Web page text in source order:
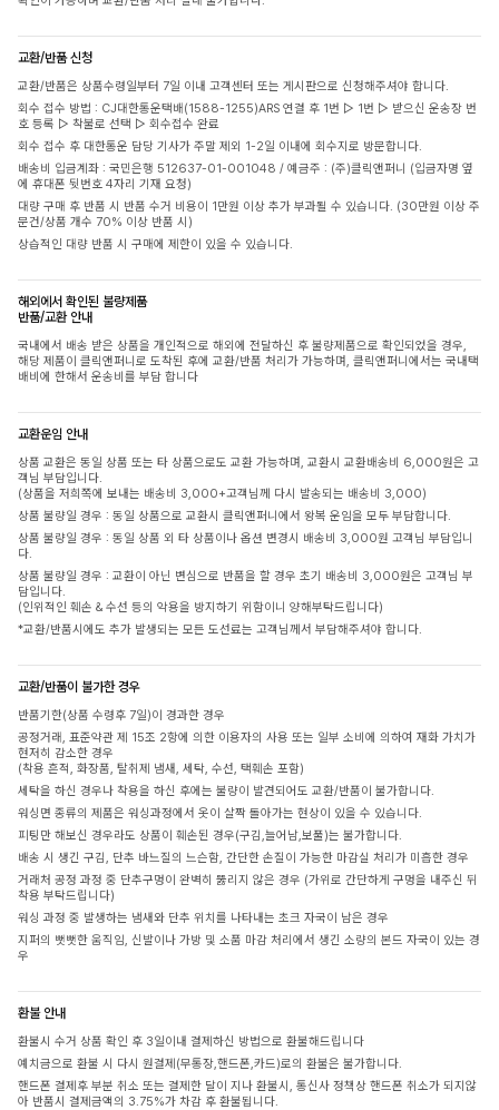
교환/반품 신청
교환/반품은 상품수령일부터 7일 이내 고객센터 또는 게시판으로 신청해주셔야 합니다.
회수 접수 방법 : CJ대한통운택배(1588-1255)ARS 연결 후 1번 ▷ 1번 ▷ 받으신 운송장 번
호 등록 ▷ 착불로 선택 ▷ 회수접수 완료
회수 접수 후 대한통운 담당 기사가 주말 제외 1-2일 이내에 회수지로 방문합니다.
배송비 입금계좌 : 국민은행 512637-01-001048 / 예금주 : (주)클릭앤퍼니 (입금자명 옆
에 휴대폰 뒷번호 4자리 기재 요청)
대량 구매 후 반품 시 반품 수거 비용이 1만원 이상 추가 부과될 수 있습니다. (30만원 이상 주
문건/상품 개수 70% 이상 반품 시)
상습적인 대량 반품 시 구매에 제한이 있을 수 있습니다.
해외에서 확인된 불량제품
반품/교환 안내
국내에서 배송 받은 상품을 개인적으로 해외에 전달하신 후 불량제품으로 확인되었을 경우,
해당 제품이 클릭앤퍼니로 도착된 후에 교환/반품 처리가 가능하며, 클릭앤퍼니에서는 국내택
배비에 한해서 운송비를 부담 합니다
교환운임 안내
상품 교환은 동일 상품 또는 타 상품으로도 교환 가능하며, 교환시 교환배송비 6,000원은 고
객님 부담입니다.
(상품을 저희쪽에 보내는 배송비 3,000+고객님께 다시 발송되는 배송비 3,000)
상품 불량일 경우 : 동일 상품으로 교환시 클릭앤퍼니에서 왕복 운임을 모두 부담합니다.
상품 불량일 경우 : 동일 상품 외 타 상품이나 옵션 변경시 배송비 3,000원 고객님 부담입니
다.
상품 불량일 경우 : 교환이 아닌 변심으로 반품을 할 경우 초기 배송비 3,000원은 고객님 부
담입니다.
(인위적인 훼손 & 수선 등의 악용을 방지하기 위함이니 양해부탁드립니다)
*교환/반품시에도 추가 발생되는 모든 도선료는 고객님께서 부담해주셔야 합니다.
교환/반품이 불가한 경우
반품기한(상품 수령후 7일)이 경과한 경우
공정거래, 표준약관 제 15조 2항에 의한 이용자의 사용 또는 일부 소비에 의하여 재화 가치가
현저히 감소한 경우
(착용 흔적, 화장품, 탈취제 냄새, 세탁, 수선, 택훼손 포함)
세탁을 하신 경우나 착용을 하신 후에는 불량이 발견되어도 교환/반품이 불가합니다.
워싱면 종류의 제품은 워싱과정에서 옷이 살짝 돌아가는 현상이 있을 수 있습니다.
피팅만 해보신 경우라도 상품이 훼손된 경우(구김,늘어남,보풀)는 불가합니다.
배송 시 생긴 구김, 단추 바느질의 느슨함, 간단한 손질이 가능한 마감실 처리가 미흡한 경우
거래처 공정 과정 중 단추구멍이 완벽히 뚫리지 않은 경우 (가위로 간단하게 구멍을 내주신 뒤
착용 부탁드립니다)
워싱 과정 중 발생하는 냄새와 단추 위치를 나타내는 초크 자국이 남은 경우
지퍼의 뻣뻣한 움직임, 신발이나 가방 및 소품 마감 처리에서 생긴 소량의 본드 자국이 있는 경
우
환불 안내
환불시 수거 상품 확인 후 3일이내 결제하신 방법으로 환불해드립니다
예치금으로 환불 시 다시 원결제(무통장,핸드폰,카드)로의 환불은 불가합니다.
핸드폰 결제후 부분 취소 또는 결제한 달이 지나 환불시, 통신사 정책상 핸드폰 취소가 되지않
아 반품시 결제금액의 3.75%가 차감 후 환불됩니다.